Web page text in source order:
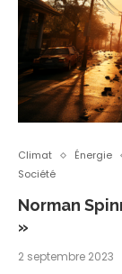
Climat Énergie
Société
Norman
»
2 septembre 2023